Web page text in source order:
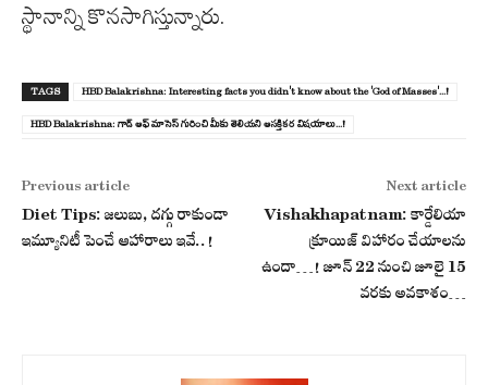
స్థానాన్ని కొనసాగిస్తున్నారు.
TAGS HBD Balakrishna: Interesting facts you didn't know about the 'God of Masses'...!
HBD Balakrishna: గాడ్ ఆఫ్ మాసెస్ గురించి మీకు తెలియని ఆసక్తికర విషయాలు...!
Previous article
Diet Tips: జలుబు, దగ్గు రాకుండా
ఇమ్యూనిటీ పెంచే ఆహారాలు ఇవే..!
Next article
Vishakhapatnam: కార్డేలియా
క్రూయిజ్ విహారం చేయాల‌ను
ఉందా…! జూన్ 22 నుంచి జూలై 15
వ‌ర‌కు అవ‌కాశం…